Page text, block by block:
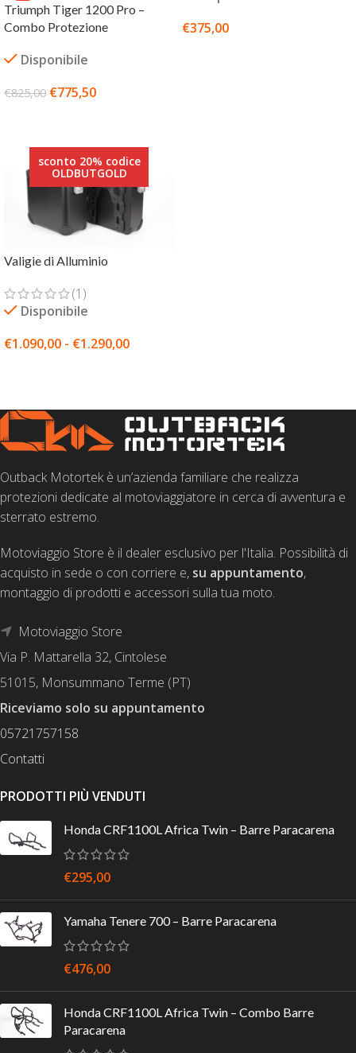
Triumph Tiger 1200 Pro –
Combo Protezione
Disponibile
€825,00 €775,50
€375,00
sconto 20% codice
OLDBUTGOLD
Valigie di Alluminio
(1)
Disponibile
€1.090,00 - €1.290,00
Outback Motortek è un’azienda familiare che realizza
protezioni dedicate al motoviaggiatore in cerca di avventura e
sterrato estremo.
Motoviaggio Store è il dealer esclusivo per l'Italia. Possibilità di
acquisto in sede o con corriere e, su appuntamento,
montaggio di prodotti e accessori sulla tua moto.
Motoviaggio Store
Via P. Mattarella 32, Cintolese
51015, Monsummano Terme (PT)
Riceviamo solo su appuntamento
05721757158
Contatti
PRODOTTI PIÙ VENDUTI
Honda CRF1100L Africa Twin – Barre Paracarena
€295,00
Yamaha Tenere 700 – Barre Paracarena
€476,00
Honda CRF1100L Africa Twin – Combo Barre
Paracarena